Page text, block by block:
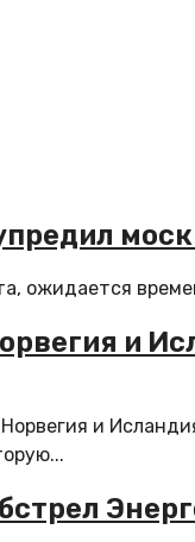
ожидается
и
и